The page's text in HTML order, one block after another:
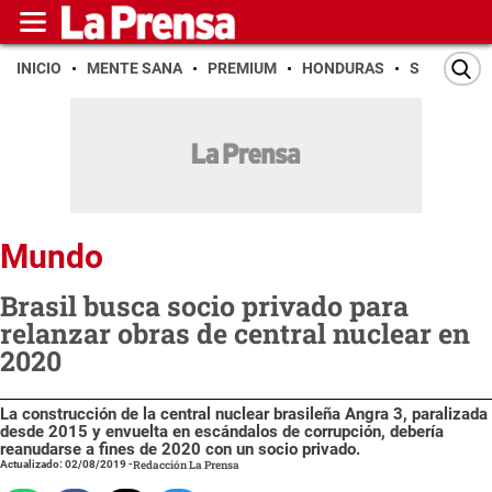
INICIO MENTE SANA PREMIUM HONDURAS SAN PEDRO
Mundo
Brasil busca socio privado para
relanzar obras de central nuclear en
2020
La construcción de la central nuclear brasileña Angra 3, paralizada
desde 2015 y envuelta en escándalos de corrupción, debería
reanudarse a fines de 2020 con un socio privado.
Actualizado: 02/08/2019-Redacción La Prensa